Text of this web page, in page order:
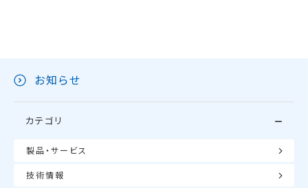
お知らせ
カテゴリ
製品・サービス
技術情報